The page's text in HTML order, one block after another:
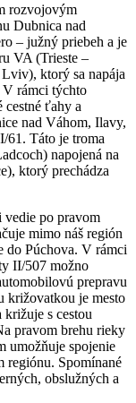
rozvojovým
Dubnica nad
– južný priebeh a je
VA (Trieste –
ktorý sa napája
rámci týchto
ťahy a
nad Váhom, Ilavy,
61. Táto je troma
napojená na
ktorý prechádza
po pravom
mimo náš región
do Púchova. V rámci
II/507 možno
prepravu
križovatkou je mesto
križuje s cestou
pravom brehu rieky
umožňuje spojenie
regiónu. Spomínané
obslužných a